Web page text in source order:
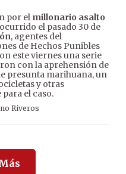
por el millonario asalto
el pasado 30 de
, agentes del
de Hechos Punibles
este viernes una serie
con la aprehensión de
presunta marihuana, un
y otras
el caso.
Riveros